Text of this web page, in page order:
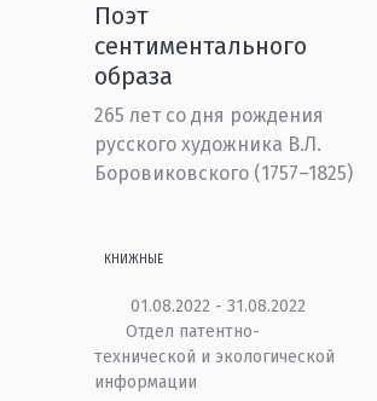
Поэт
сентиментального
образа
265 лет со дня рождения
русского художника В.Л.
Боровиковского (1757–1825)
КНИЖНЫЕ
01.08.2022 - 31.08.2022
Отдел патентно-
технической и экологической
информации